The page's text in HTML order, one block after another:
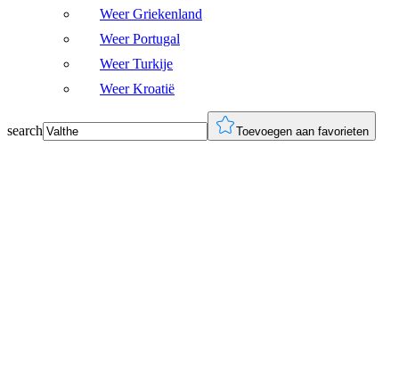
Weer Griekenland
Weer Portugal
Weer Turkije
Weer Kroatië
search Toevoegen aan favorieten